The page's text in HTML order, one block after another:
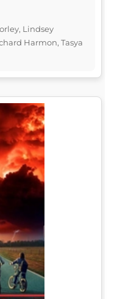
Lindsey
Harmon, Tasya